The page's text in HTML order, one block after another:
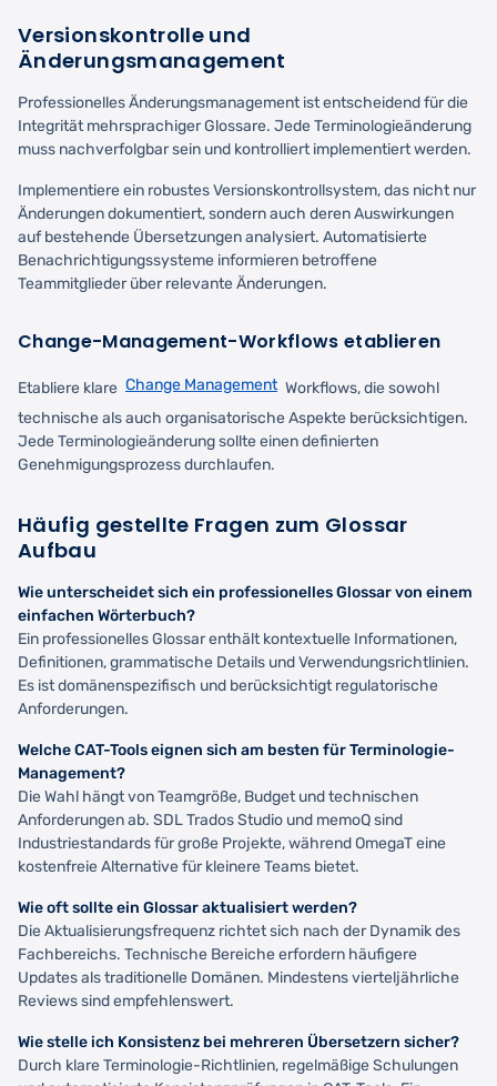
Versionskontrolle und
Änderungsmanagement
Professionelles Änderungsmanagement ist entscheidend für die
Integrität mehrsprachiger Glossare. Jede Terminologieänderung
muss nachverfolgbar sein und kontrolliert implementiert werden.
Implementiere ein robustes Versionskontrollsystem, das nicht nur
Änderungen dokumentiert, sondern auch deren Auswirkungen
auf bestehende Übersetzungen analysiert. Automatisierte
Benachrichtigungssysteme informieren betroffene
Teammitglieder über relevante Änderungen.
Change-Management-Workflows etablieren
Etabliere klare Change Management Workflows, die sowohl
technische als auch organisatorische Aspekte berücksichtigen.
Jede Terminologieänderung sollte einen definierten
Genehmigungsprozess durchlaufen.
Häufig gestellte Fragen zum Glossar
Aufbau
Wie unterscheidet sich ein professionelles Glossar von einem
einfachen Wörterbuch?
Ein professionelles Glossar enthält kontextuelle Informationen,
Definitionen, grammatische Details und Verwendungsrichtlinien.
Es ist domänenspezifisch und berücksichtigt regulatorische
Anforderungen.
Welche CAT-Tools eignen sich am besten für Terminologie-
Management?
Die Wahl hängt von Teamgröße, Budget und technischen
Anforderungen ab. SDL Trados Studio und memoQ sind
Industriestandards für große Projekte, während OmegaT eine
kostenfreie Alternative für kleinere Teams bietet.
Wie oft sollte ein Glossar aktualisiert werden?
Die Aktualisierungsfrequenz richtet sich nach der Dynamik des
Fachbereichs. Technische Bereiche erfordern häufigere
Updates als traditionelle Domänen. Mindestens vierteljährliche
Reviews sind empfehlenswert.
Wie stelle ich Konsistenz bei mehreren Übersetzern sicher?
Durch klare Terminologie-Richtlinien, regelmäßige Schulungen